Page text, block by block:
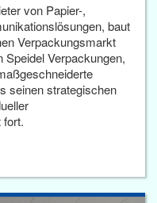
von Papier-,
baut
Verpackungsmarkt
Verpackungen,
seinen strategischen